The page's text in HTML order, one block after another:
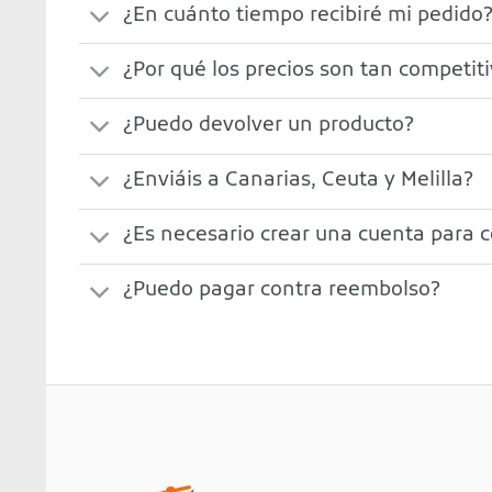
¿En cuánto tiempo recibiré mi pedido?
¿Por qué los precios son tan
¿Puedo devolver un producto?
¿Enviáis a Canarias, Ceuta y Melilla?
¿Es necesario crear una cuenta para
¿Puedo pagar contra reembolso?